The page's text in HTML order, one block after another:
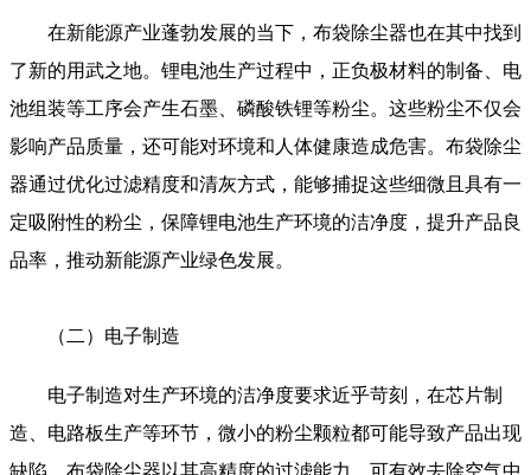
在新能源产业蓬勃发展的当下，布袋除尘器也在其中找到
了新的用武之地。锂电池生产过程中，正负极材料的制备、电
池组装等工序会产生石墨、磷酸铁锂等粉尘。这些粉尘不仅会
影响产品质量，还可能对环境和人体健康造成危害。布袋除尘
器通过优化过滤精度和清灰方式，能够捕捉这些细微且具有一
定吸附性的粉尘，保障锂电池生产环境的洁净度，提升产品良
品率，推动新能源产业绿色发展。
（二）电子制造
电子制造对生产环境的洁净度要求近乎苛刻，在芯片制
造、电路板生产等环节，微小的粉尘颗粒都可能导致产品出现
缺陷。布袋除尘器以其高精度的过滤能力，可有效去除空气中